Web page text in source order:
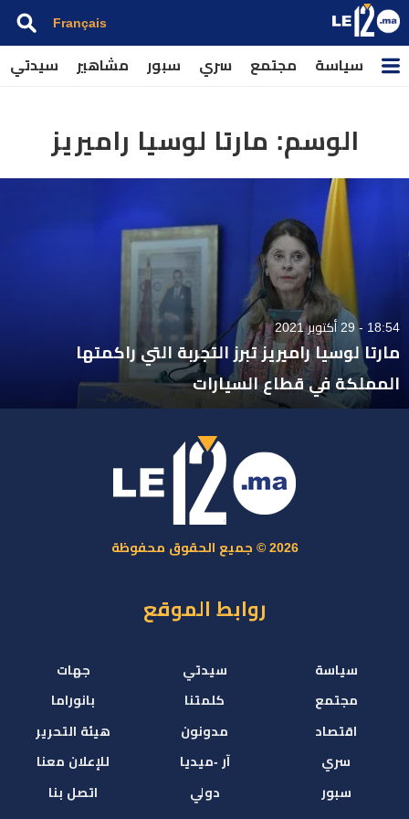
Français
سياسة مجتمع سري سبور مشاهير سيدتي
الوسم: مارتا لوسيا راميريز
18:54 - 29 أكتوبر 2021
مارتا لوسيا راميريز تبرز التجربة التي راكمتها
المملكة في قطاع السيارات
2026 © جميع الحقوق محفوظة
روابط الموقع
سياسة
مجتمع
اقتصاد
سري
سبور
سيدتي
كلمتنا
مدونون
آر -ميديا
دولي
جهات
بانوراما
هيئة التحرير
للإعلان معنا
اتصل بنا